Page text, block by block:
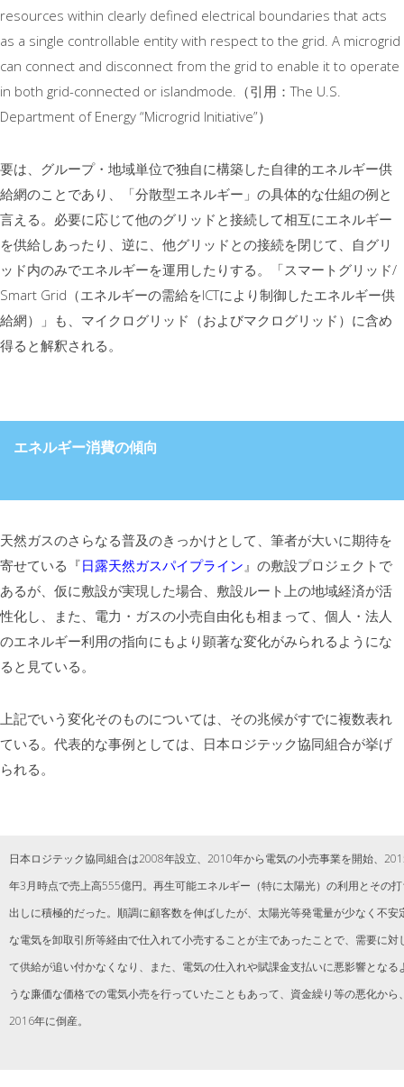
resources within clearly defined electrical boundaries that acts
as a single controllable entity with respect to the grid. A microgrid
can connect and disconnect from the grid to enable it to operate
in both grid-connected or islandmode.（引用：The U.S.
Department of Energy “Microgrid Initiative”）
要は、グループ・地域単位で独自に構築した自律的エネルギー供
給網のことであり、「分散型エネルギー」の具体的な仕組の例と
言える。必要に応じて他のグリッドと接続して相互にエネルギー
を供給しあったり、逆に、他グリッドとの接続を閉じて、自グリ
ッド内のみでエネルギーを運用したりする。「スマートグリッド/
Smart Grid（エネルギーの需給をICTにより制御したエネルギー供
給網）」も、マイクログリッド（およびマクログリッド）に含め
得ると解釈される。
エネルギー消費の傾向
天然ガスのさらなる普及のきっかけとして、筆者が大いに期待を
寄せている『日露天然ガスパイプライン 』の敷設プロジェクトで
あるが、仮に敷設が実現した場合、敷設ルート上の地域経済が活
性化し、また、電力・ガスの小売自由化も相まって、個人・法人
のエネルギー利用の指向にもより顕著な変化がみられるようにな
ると見ている。
上記でいう変化そのものについては、その兆候がすでに複数表れ
ている。代表的な事例としては、日本ロジテック協同組合が挙げ
られる。
日本ロジテック協同組合は2008年設立、2010年から電気の小売事業を開始、
年3月時点で売上高555億円。再生可能エネルギー（特に太陽光）の利用とその
出しに積極的だった。順調に顧客数を伸ばしたが、太陽光等発電量が少なく不安
な電気を卸取引所等経由で仕入れて小売することが主であったことで、需要に対
て供給が追い付かなくなり、また、電気の仕入れや賦課金支払いに悪影響となる
うな廉価な価格での電気小売を行っていたこともあって、資金繰り等の悪化から
2016年に倒産。